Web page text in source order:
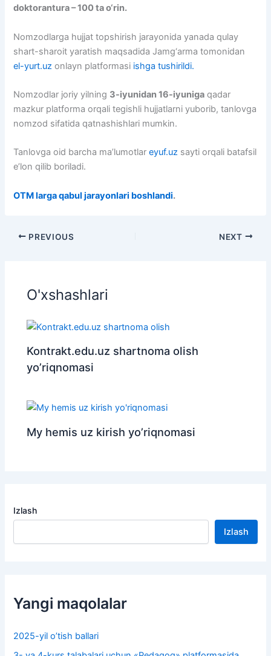
doktorantura – 100 ta o‘rin.
Nomzodlarga hujjat topshirish jarayonida yanada qulay
shart-sharoit yaratish maqsadida Jamg‘arma tomonidan
el-yurt.uz onlayn platformasi ishga tushirildi.
Nomzodlar joriy yilning 3-iyunidan 16-iyuniga qadar
mazkur platforma orqali tegishli hujjatlarni yuborib, tanlovga
nomzod sifatida qatnashishlari mumkin.
Tanlovga oid barcha ma’lumotlar eyuf.uz sayti orqali batafsil
e’lon qilib boriladi.
OTM larga qabul jarayonlari boshlandi.
PREVIOUS NEXT
O'xshashlari
Kontrakt.edu.uz shartnoma olish
yo’riqnomasi
My hemis uz kirish yo’riqnomasi
Izlash
Izlash
Yangi maqolalar
2025-yil o’tish ballari